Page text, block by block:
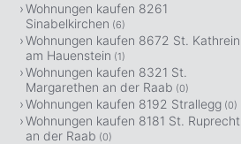
Wohnungen kaufen 8261
Sinabelkirchen (6)
Wohnungen kaufen 8672 St. Kathrein
am Hauenstein (1)
Wohnungen kaufen 8321 St.
Margarethen an der Raab (0)
Wohnungen kaufen 8192 Strallegg (0)
Wohnungen kaufen 8181 St. Ruprecht
an der Raab (0)